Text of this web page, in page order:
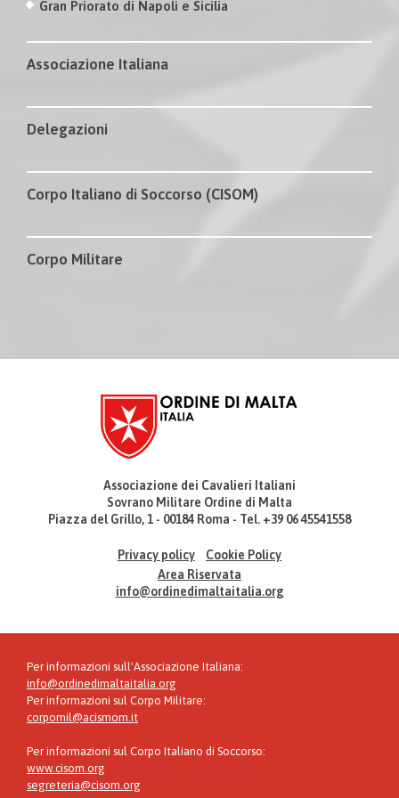
Gran Priorato di Napoli e Sicilia
Associazione Italiana
Delegazioni
Corpo Italiano di Soccorso (CISOM)
Corpo Militare
Associazione dei Cavalieri Italiani
Sovrano Militare Ordine di Malta
Piazza del Grillo, 1 - 00184 Roma - Tel. +39 06 45541558
Privacy policy
Cookie Policy
Area Riservata
info@ordinedimaltaitalia.org
Per informazioni sull'Associazione Italiana:
info@ordinedimaltaitalia.org
Per informazioni sul Corpo Militare:
corpomil@acismom.it
Per informazioni sul Corpo Italiano di Soccorso:
www.cisom.org
segreteria@cisom.org